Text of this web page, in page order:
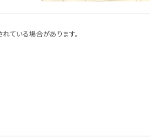
ている場合があります。